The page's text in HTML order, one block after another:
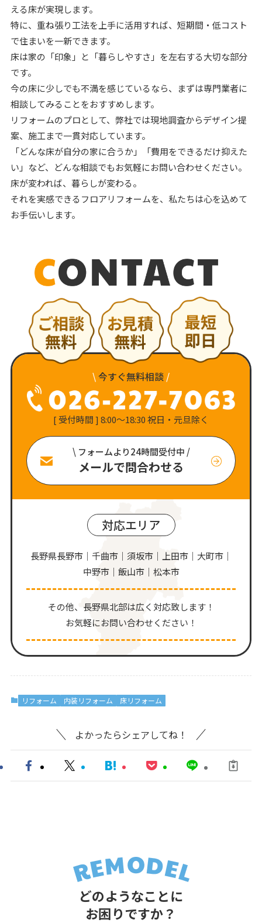
える床が実現します。
特に、重ね張り工法を上手に活用すれば、短期間・低コスト
で住まいを一新できます。
床は家の「印象」と「暮らしやすさ」を左右する大切な部分
です。
今の床に少しでも不満を感じているなら、まずは専門業者に
相談してみることをおすすめします。
リフォームのプロとして、弊社では現地調査からデザイン提
案、施工まで一貫対応しています。
「どんな床が自分の家に合うか」「費用をできるだけ抑えた
い」など、どんな相談でもお気軽にお問い合わせください。
床が変われば、暮らしが変わる。
それを実感できるフロアリフォームを、私たちは心を込めて
お手伝いします。
\今すぐ無料相談 /
[ 受付時間 ] 8:00〜18:30 祝日・元旦除く
\ フォームより24時間受付中 /
メールで問合わせる
対応エリア
長野県長野市｜千曲市｜須坂市｜上田市｜大町市｜
中野市｜飯山市｜松本市
その他、⻑野県北部は広く対応致します！
お気軽にお問い合わせください！
リフォーム 内装リフォーム 床リフォーム
よかったらシェアしてね！
どのようなことに
お困りですか？